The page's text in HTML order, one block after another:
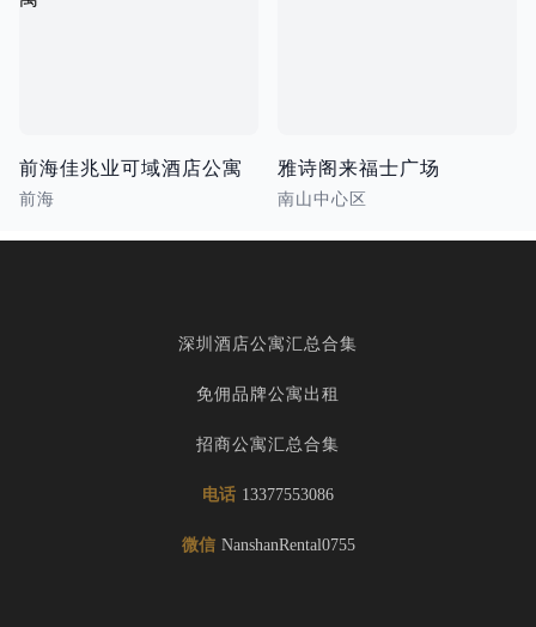
前海佳兆业可域酒店公寓
前海
雅诗阁来福士广场
南山中心区
深圳酒店公寓汇总合集
免佣品牌公寓出租
招商公寓汇总合集
电话 13377553086
微信 NanshanRental0755